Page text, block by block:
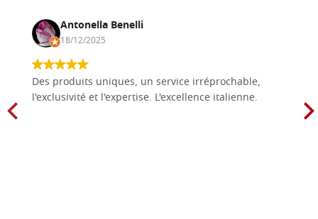
Antonella Benelli
18/12/2025
Des produits uniques, un service irréprochable,
l'exclusivité et l'expertise. L'excellence italienne.